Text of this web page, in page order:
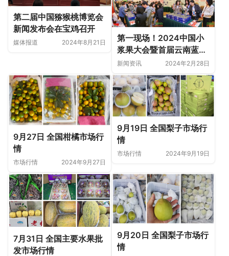
第二届中国猕猴桃博览会
新闻发布会在宝鸡召开
媒体报道 2024年8月21日
第一现场！2024中国小
浆果大会暨首届云南蓝莓
大会今日成功开幕
新闻资讯 2024年2月28日
9月27日 全国柑橘市场行
情
市场行情 2024年9月27日
9月19日 全国梨子市场行
情
市场行情 2024年9月19日
7月31日 全国主要水果批
发市场行情
9月20日 全国梨子市场行
情